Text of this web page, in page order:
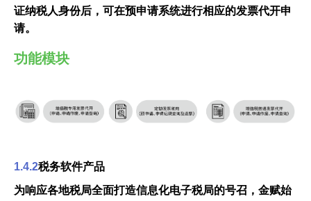
证纳税人身份后，可在预申请系统进行相应的发票代开申
请。
功能模块
1.4.2税务软件产品
为响应各地税局全面打造信息化电子税局的号召，金赋始